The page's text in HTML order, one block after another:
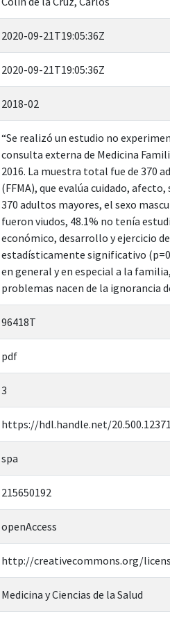
2020-09-21T19:05:36Z
2020-09-21T19:05:36Z
2018-02
“Se realizó un estudio no
consulta externa de Medicina
2016. La muestra total fue de 370
(FFMA), que evalúa cuidado,
370 adultos mayores, el sexo
fueron viudos, 48.1% no tenía
económico, desarrollo y ejercicio
estadísticamente significativo
en general y en especial a la
problemas nacen de la ignorancia
96418T
pdf
3
https://hdl.handle.net/
spa
215650192
openAccess
http://creativecommons.org/
Medicina y Ciencias de la Salud